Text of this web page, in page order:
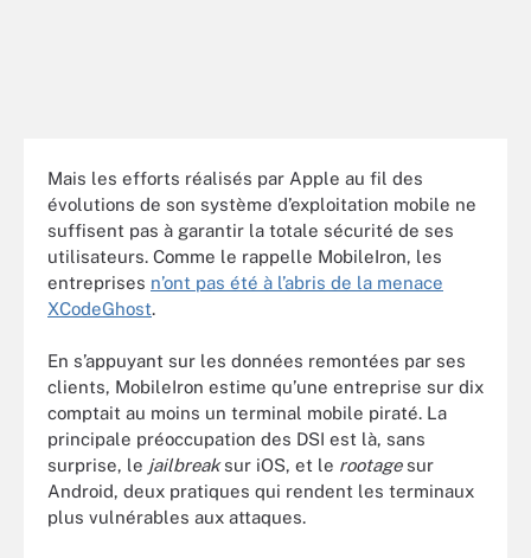
Mais les efforts réalisés par Apple au fil des
évolutions de son système d’exploitation mobile ne
suffisent pas à garantir la totale sécurité de ses
utilisateurs. Comme le rappelle MobileIron, les
entreprises n’ont pas été à l’abris de la menace
XCodeGhost.
En s’appuyant sur les données remontées par ses
clients, MobileIron estime qu’une entreprise sur dix
comptait au moins un terminal mobile piraté. La
principale préoccupation des DSI est là, sans
surprise, le jailbreaksur iOS, et le rootage sur
Android, deux pratiques qui rendent les terminaux
plus vulnérables aux attaques.